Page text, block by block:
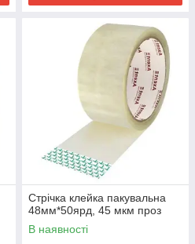
Стрічка клейка пакувальна
48мм*50ярд, 45 мкм проз
В наявності